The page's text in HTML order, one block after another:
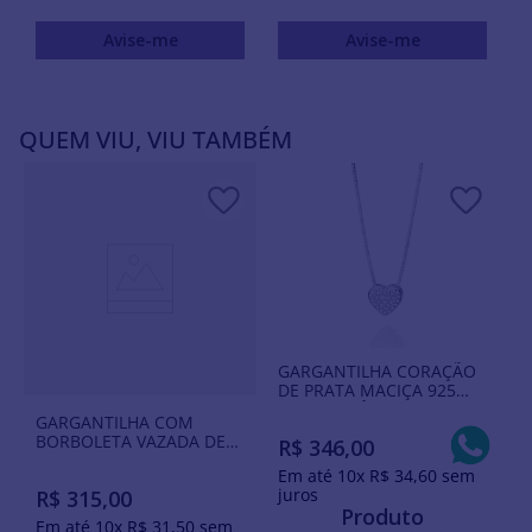
Avise-me Avise-me
QUEM VIU, VIU TAMBÉM
GARGANTILHA COM
BORBOLETA VAZADA DE
R$ 315,00
Em até 10x R$ 31 ,50 sem
GARGANTILHA CORAÇÃO
DE PRATA MACIÇA 925
COM ZIRCÔNIAS
R$ 346,00
Em até 10x R$ 34,60 sem
juros
Produto